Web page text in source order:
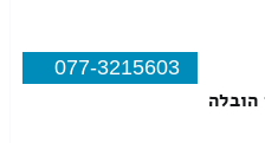
077-3215603
הובלה